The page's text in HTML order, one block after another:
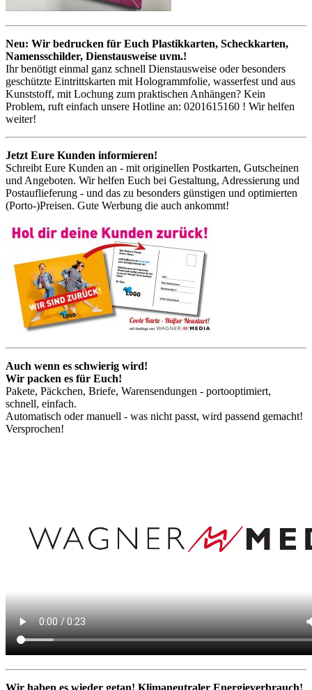
Neu: Wir bedrucken für Euch Plastikkarten, Scheckkarten,
Namensschilder, Dienstausweise uvm.!
Ihr benötigt einmal ganz schnell Dienstausweise oder besonders
geschützte Eintrittskarten mit Hologrammfolie, wasserfest und aus
Kunststoff, mit Lochung zum praktischen Anhängen? Kein
Problem, ruft einfach unsere Hotline an: 0201615160 ! Wir helfen
weiter!
Jetzt Eure Kunden informieren!
Schreibt Eure Kunden an - mit originellen Postkarten, Gutscheinen
und Angeboten. Wir helfen Euch bei Gestaltung, Adressierung und
Postauflieferung - und das zu besonders günstigen und optimierten
(Porto-)Preisen. Gute Werbung die auch ankommt!
Auch wenn es schwierig wird!
Wir packen es für Euch!
Pakete, Päckchen, Briefe, Warensendungen - portooptimiert,
schnell, einfach.
Automatisch oder manuell - was nicht passt, wird passend gemacht!
Versprochen!